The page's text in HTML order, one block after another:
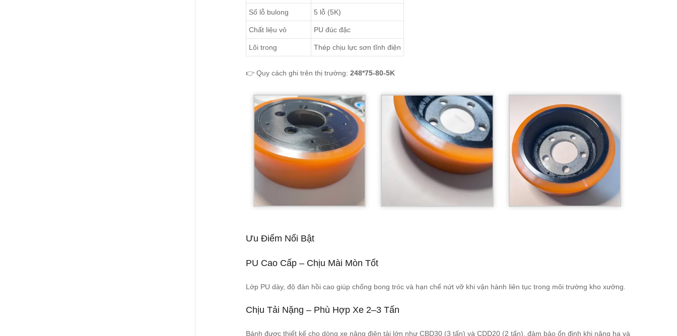
Số lỗ bulong 5 lỗ (5K)
Chất liệu vỏ PU đúc đặc
Lõi trong Thép chịu lực sơn tĩnh điện
👉 Quy cách ghi trên thị trường: 248*75-80-5K
Ưu Điểm Nổi Bật
PU Cao Cấp – Chịu Mài Mòn Tốt
Lớp PU dày, độ đàn hồi cao giúp chống bong tróc và hạn chế nứt vỡ khi vận hành liên tục trong môi trường kho xưởng.
Chịu Tải Nặng – Phù Hợp Xe 2–3 Tấn
Bánh được thiết kế cho dòng xe nâng điện tải lớn như CBD30 (3 tấn) và CDD20 (2 tấn), đảm bảo ổn định khi nâng hạ và